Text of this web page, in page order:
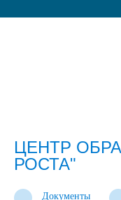
ЦЕНТР
РОСТА"
Документы